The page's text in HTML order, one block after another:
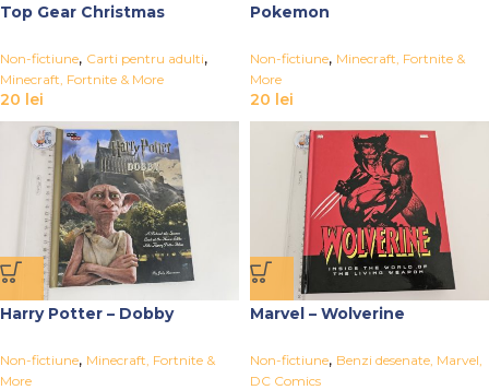
Top Gear Christmas
Non-fictiune, Carti pentru adulti,
Minecraft, Fortnite & More
20 lei
Pokemon
Non-fictiune, Minecraft, Fortnite &
More
20 lei
Harry Potter – Dobby
Non-fictiune, Minecraft, Fortnite &
More
Marvel – Wolverine
Non-fictiune, Benzi desenate, Marvel,
DC Comics